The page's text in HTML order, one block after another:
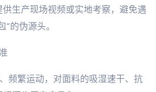
生产现场视频或实地考察，避免遇
的伪源头。
频繁运动，对面料的吸湿速干、抗